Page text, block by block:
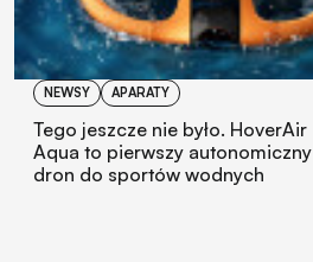
NEWSY APARATY
Tego jeszcze nie było. HoverAir
Aqua to pierwszy autonomiczny
dron do sportów wodnych